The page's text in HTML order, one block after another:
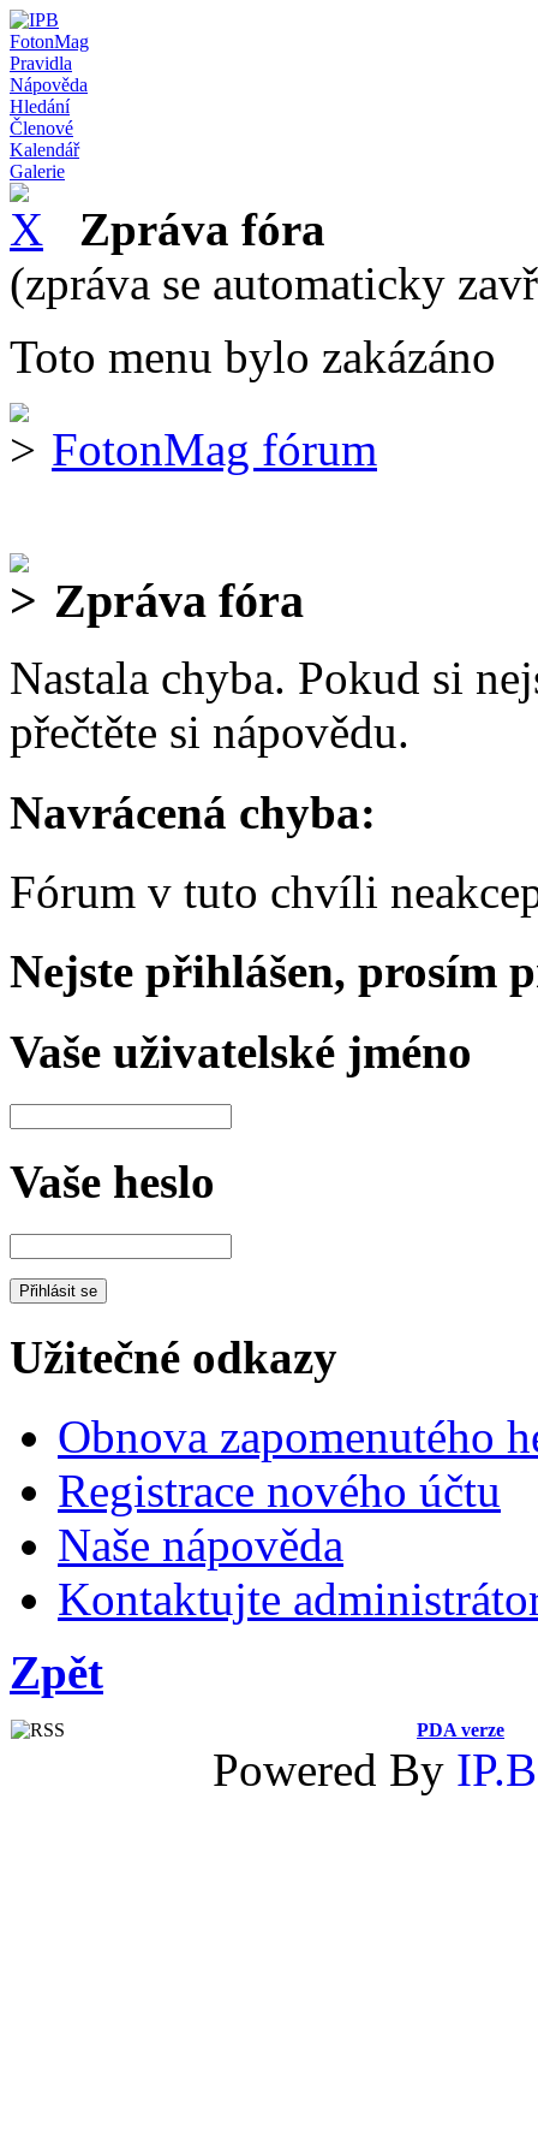
FotonMag
Pravidla
Nápověda
Hledání
Členové
Kalendář
Galerie
Zpráva fóra
(zpráva se automaticky
Toto menu bylo zakázáno
FotonMag fórum
Zpráva fóra
Nastala chyba. Pokud si
přečtěte si nápovědu.
Navrácená chyba:
Fórum v tuto chvíli
Nejste přihlášen, prosím
Vaše uživatelské jméno
Vaše heslo
Užitečné odkazy
Obnova zapomenutého
Registrace nového účtu
Naše nápověda
Kontaktujte
Zpět
PDA verze
Powered By